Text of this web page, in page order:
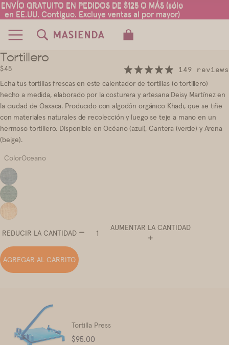
ENVÍO GRATUITO EN PEDIDOS DE $125 O MÁS (sólo
en EE.UU. Contiguo. Excluye ventas al por mayor)
ENVÍO GRATUITO EN PEDIDOS DE $125 O MÁS (sólo
en EE.UU. Contiguo. Excluye ventas al por mayor)
4 5 6
Tortillero
$45
149 reviews
Echa tus tortillas frescas en este calentador de tortillas (o tortillero)
hecho a medida, elaborado por la costurera y artesana Deisy Martínez en
la ciudad de Oaxaca. Producido con algodón orgánico Khadi, que se tiñe
con materiales naturales de recolección y luego se teje a mano en un
hermoso tortillero. Disponible en Océano (azul), Cantera (verde) y Arena
(beige).
ColorOceano
REDUCIR LA CANTIDAD
AUMENTAR LA CANTIDAD
AGREGAR AL CARRITO
Tortilla Press
Price
$95.00